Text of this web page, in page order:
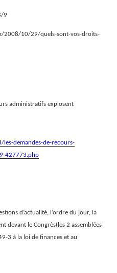
9
2008/10/29/quels-sont-vos-droits-
administratifs explosent
demandes-de-recours-
427773.php
d’actualité, l’ordre du jour, la
devant le Congrès(les 2 assemblées
3 à la loi de finances et au